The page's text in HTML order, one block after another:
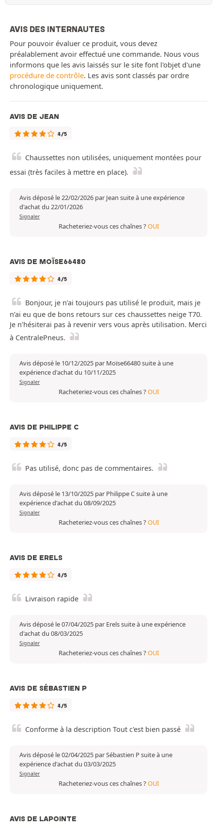
AVIS DES INTERNAUTES
Pour pouvoir évaluer ce produit, vous devez
préalablement avoir effectué une commande. Nous vous
informons que les avis laissés sur le site font l'objet d'une
procédure de contrôle. Les avis sont classés par ordre
chronologique uniquement.
AVIS DE JEAN
4/5
Chaussettes non utilisées, uniquement montées pour
essai (très faciles à mettre en place).
Avis déposé le 22/02/2026 par Jean suite à une expérience
d'achat du 22/01/2026
Signaler
Racheteriez-vous ces chaînes ?OUI
AVIS DE MOÏSE66480
4/5
Bonjour, je n’ai toujours pas utilisé le produit, mais je
n’ai eu que de bons retours sur ces chaussettes neige T70.
Je n’hésiterai pas à revenir vers vous après utilisation. Merci
à CentralePneus.
Avis déposé le 10/12/2025 par Moïse66480 suite à une
expérience d'achat du 10/11/2025
Signaler
Racheteriez-vous ces chaînes ?OUI
AVIS DE PHILIPPE C
4/5
Pas utilisé, donc pas de commentaires.
Avis déposé le 13/10/2025 par Philippe C suite à une
expérience d'achat du 08/09/2025
Signaler
Racheteriez-vous ces chaînes ?OUI
AVIS DE ERELS
4/5
Livraison rapide
Avis déposé le 07/04/2025 par Erels suite à une expérience
d'achat du 08/03/2025
Signaler
Racheteriez-vous ces chaînes ?OUI
AVIS DE SÉBASTIEN P
4/5
Conforme à la description Tout c'est bien passé
Avis déposé le 02/04/2025 par Sébastien P suite à une
expérience d'achat du 03/03/2025
Signaler
Racheteriez-vous ces chaînes ?OUI
AVIS DE LAPOINTE